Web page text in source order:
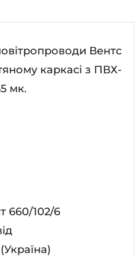
Вентс
каркасі з ПВХ-
мк.
660/102/6